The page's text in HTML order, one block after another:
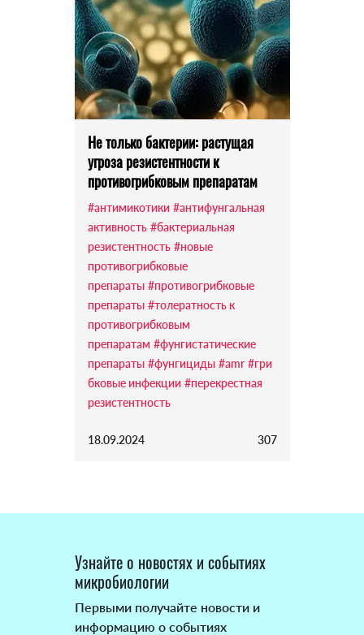
Не только бактерии: растущая
угроза резистентности к
противогрибковым препаратам
#антимикотики #антифунгальная
активность #бактериальная
резистентность #новые
противогрибковые
препараты #противогрибковые
препараты #толератность к
противогрибковым
препаратам #фунгистатические
препараты #фунгициды #amr #гри
бковые инфекции #перекрестная
резистентность
18.09.2024 307
Узнайте о новостях и событиях
микробиологии
Первыми получайте новости и
информацию о событиях